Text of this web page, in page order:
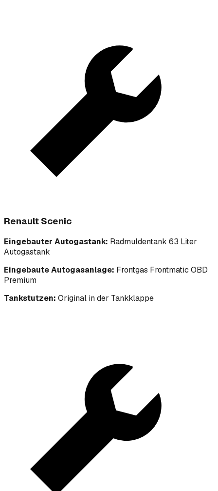
Renault Scenic
Eingebauter Autogastank: Radmuldentank 63 Liter
Autogastank
Eingebaute Autogasanlage: Frontgas Frontmatic OBD
Premium
Tankstutzen: Original in der Tankklappe